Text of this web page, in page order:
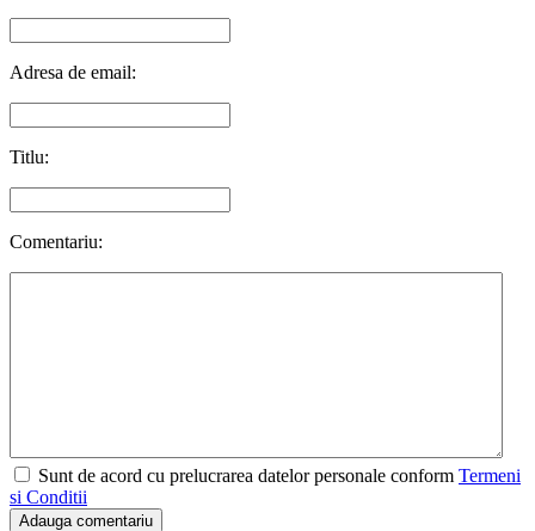
Adresa de email:
Titlu:
Comentariu:
Sunt de acord cu prelucrarea datelor personale conform Termeni
si Conditii
Adauga comentariu